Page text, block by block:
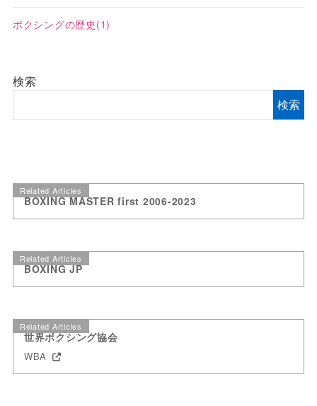
ボクシングの歴史 (1)
検索
検索
Related Articles
BOXING MASTER first 2006-2023
Related Articles
BOXING JP
Related Articles
世界ボクシング協会
WBA